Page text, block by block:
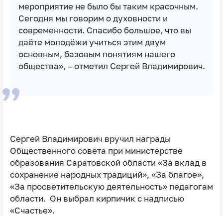
мероприятие не было бы таким красочным.
Сегодня мы говорим о духовности и
современности. Спасибо большое, что вы
даёте молодёжи учиться этим двум
основным, базовым понятиям нашего
общества», – отметил Сергей Владимирович.
Сергей Владимирович вручил награды
Общественного совета при министерстве
образования Саратовской области «За вклад в
сохранение народных традиций», «За благое»,
«За просветительскую деятельность» педагогам
области. Он выбрал кирпичик с надписью
«Счастье».